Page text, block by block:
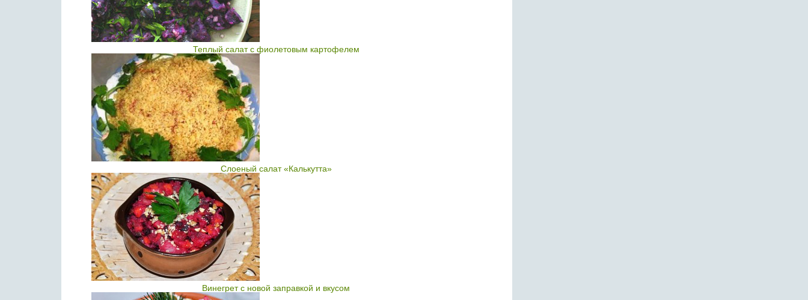
Теплый салат с фиолетовым картофелем
Слоеный салат «Калькутта»
Винегрет с новой заправкой и вкусом